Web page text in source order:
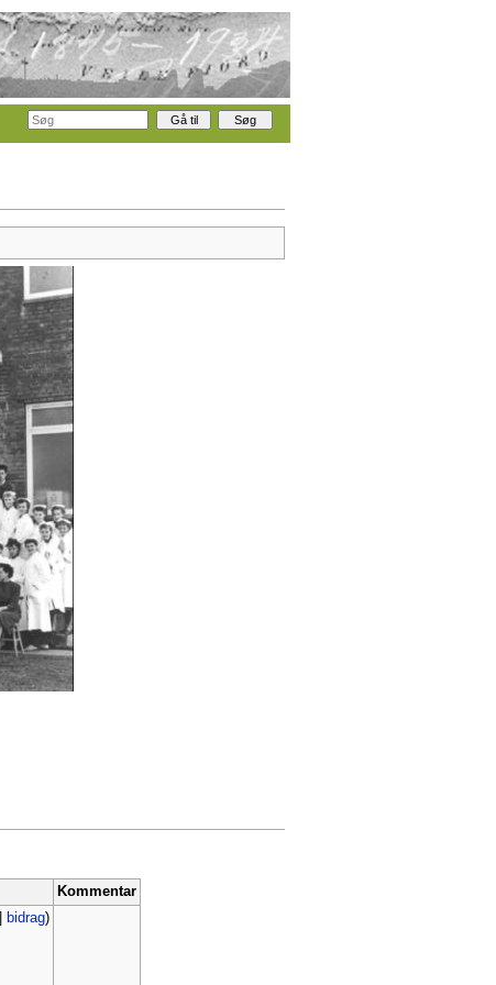
Kommentar
bidrag)